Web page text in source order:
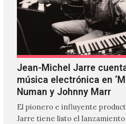
Jean-Michel Jarre
música electrónica en
Numan y Johnny Marr
El pionero e influyente
Jarre tiene listo el